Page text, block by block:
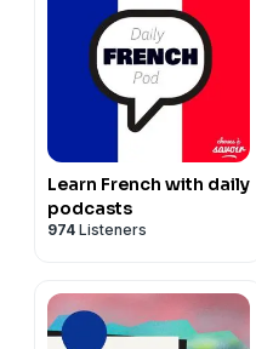
Learn French with daily
podcasts
974 Listeners